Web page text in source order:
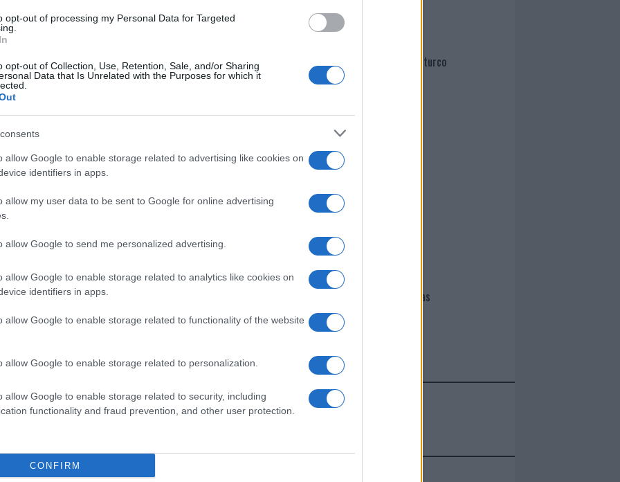
opt-out of processing my Personal Data for Targeted
opt-out of Collection, Use, Retention, Sale, and/or Sharing
Data that Is Unrelated with the Purposes for which it
allow Google to enable storage related to advertising like cookies on
identifiers in apps.
allow my user data to be sent to Google for online advertising
allow Google to send me personalized advertising.
allow Google to enable storage related to analytics like cookies on
identifiers in apps.
allow Google to enable storage related to functionality of the website
allow Google to enable storage related to personalization.
allow Google to enable storage related to security, including
functionality and fraud prevention, and other user protection.
CONFIRM
Prossimo articolo
Martina Agostina Diturco
I nostri cari
I nostri cari
Giovannimaria Cabras
Invia un Comunicato Stampa|Pubblicità|Segnala